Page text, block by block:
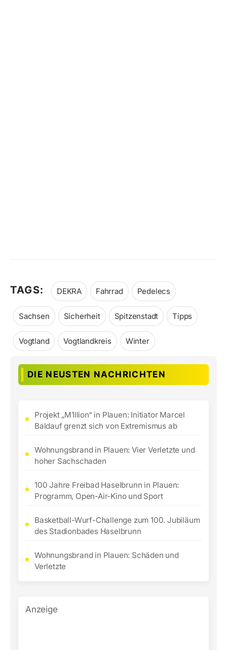
TAGS: DEKRA Fahrrad Pedelecs
Sachsen Sicherheit Spitzenstadt Tipps
Vogtland Vogtlandkreis Winter
DIE NEUSTEN NACHRICHTEN
Projekt „M1llion“ in Plauen: Initiator Marcel
Baldauf grenzt sich von Extremismus ab
Wohnungsbrand in Plauen: Vier Verletzte und
hoher Sachschaden
100 Jahre Freibad Haselbrunn in Plauen:
Programm, Open-Air-Kino und Sport
Basketball-Wurf-Challenge zum 100. Jubiläum
des Stadionbades Haselbrunn
Wohnungsbrand in Plauen: Schäden und
Verletzte
Anzeige